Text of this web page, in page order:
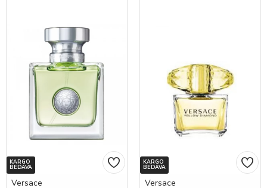
KARGO
BEDAVA
Versace
KARGO
BEDAVA
Versace